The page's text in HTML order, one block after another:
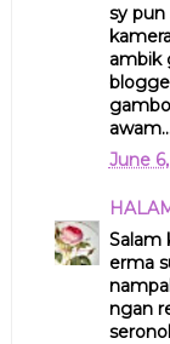
sy
ambik
June
Salam
erma
ngan